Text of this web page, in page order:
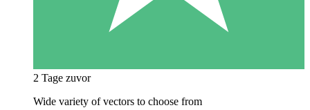
2 Tage zuvor
Wide variety of vectors to choose from